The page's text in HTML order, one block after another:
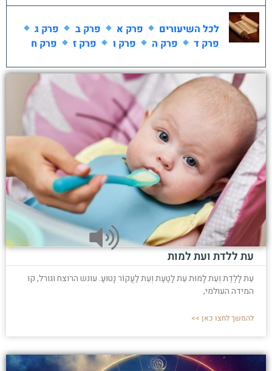
לכל השיעורים פרק א פרק ב
פרק ג
פרק ד
פרק ה פרק ו פרק ז פרק ח
עת ללדת ועת למות
עֵת לָלֶדֶת וְעֵת לָמוּת עֵת לָטַעַת וְעֵת לַעֲקוֹר נָטוּעַ. עונש הרוצח וגורל, קו
המידה העולמי,
להמשך לחצו כאן >>